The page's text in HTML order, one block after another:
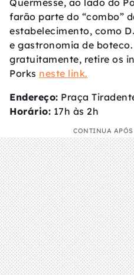
farão parte do “combo”
estabelecimento, como
e gastronomia de
gratuitamente, retire os
Porks neste link.
Endereço: Praça
Horário: 17h às 2h
CONTINUA